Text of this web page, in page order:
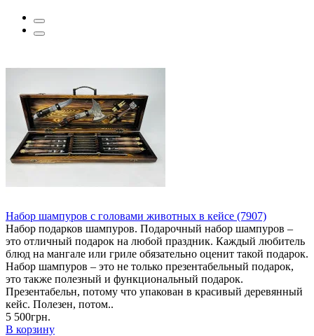
Набор шампуров с головами животных в кейсе (7907)
Набор подарков шампуров. Подарочный набор шампуров –
это отличный подарок на любой праздник. Каждый любитель
блюд на мангале или гриле обязательно оценит такой подарок.
Набор шампуров – это не только презентабельный подарок,
это также полезный и функциональный подарок.
Презентабельн, потому что упакован в красивый деревянный
кейс. Полезен, потом..
5 500грн.
В корзину